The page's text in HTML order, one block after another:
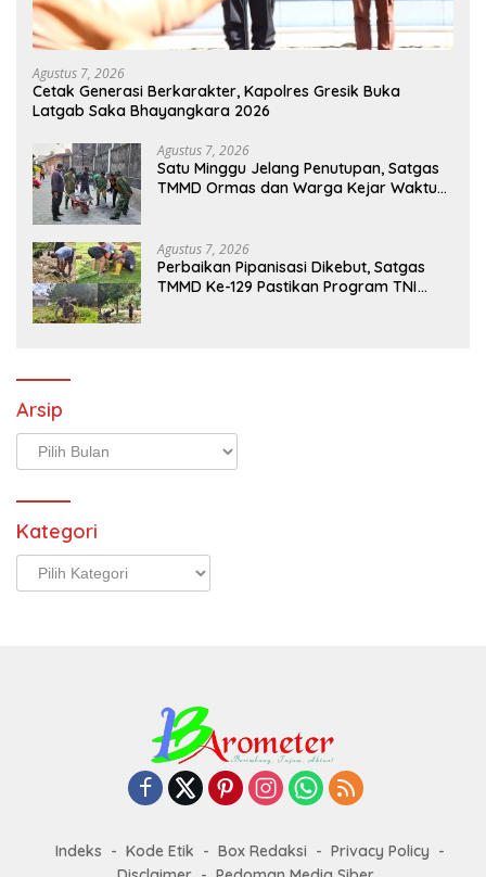
Agustus 7, 2026
Cetak Generasi Berkarakter, Kapolres Gresik Buka
Latgab Saka Bhayangkara 2026
Agustus 7, 2026
Satu Minggu Jelang Penutupan, Satgas
TMMD Ormas dan Warga Kejar Waktu
Agustus 7, 2026
Perbaikan Pipanisasi Dikebut, Satgas
TMMD Ke-129 Pastikan Program TNI
Arsip
Arsip
Kategori
Kategori
Indeks Kode Etik Box Redaksi
Privacy Policy